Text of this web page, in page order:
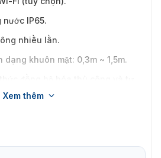
IP65.
nhiều lần.
dạng khuôn mặt: 0,3m ~ 1,5m.
H.264.
Xem thêm